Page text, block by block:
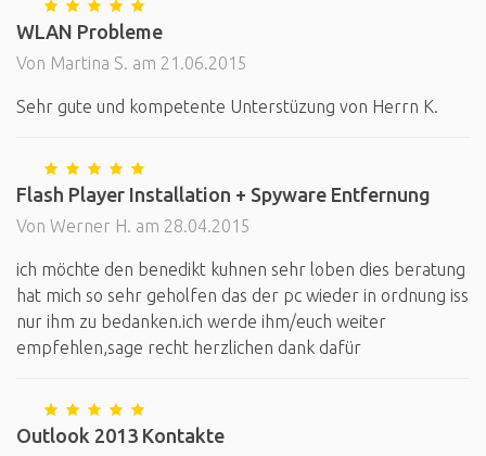
WLAN Probleme
Von Martina S. am 21.06.2015
Sehr gute und kompetente Unterstüzung von Herrn K.
Flash Player Installation + Spyware Entfernung
Von Werner H. am 28.04.2015
ich möchte den benedikt kuhnen sehr loben dies beratung
hat mich so sehr geholfen das der pc wieder in ordnung iss
nur ihm zu bedanken.ich werde ihm/euch weiter
empfehlen,sage recht herzlichen dank dafür
Outlook 2013 Kontakte